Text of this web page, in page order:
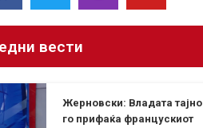
вести
Жерновски: Владата тајно
го прифаќа францускиот